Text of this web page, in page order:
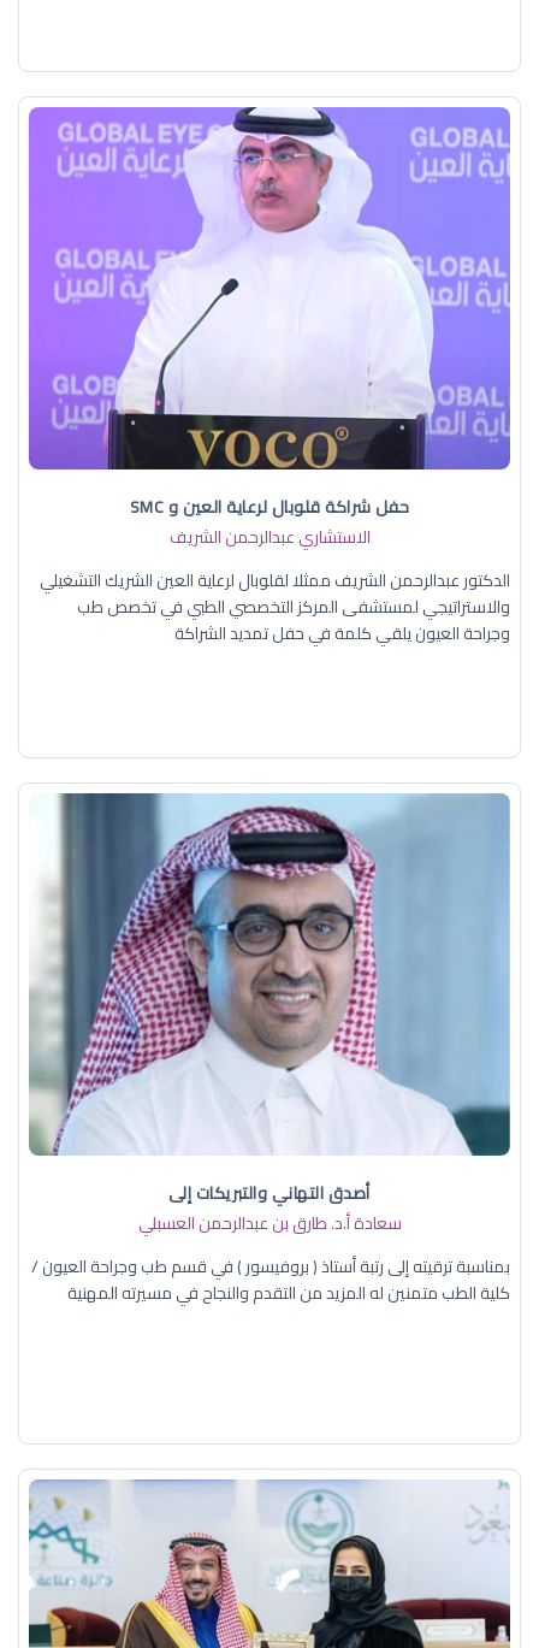
حفل شراكة قلوبال لرعاية العين و SMC
الاستشاري عبدالرحمن الشريف
الدكتور عبدالرحمن الشريف ممثلا لقلوبال لرعاية العين الشريك التشغيلي
والاستراتيجي لمستشفى المركز التخصصي الطبي في تخصص طب
وجراحة العيون يلقي كلمة في حفل تمديد الشراكة
أصدق التهاني والتبريكات إلى
سعادة أ.د. ​طارق بن عبدالرحمن العسبلي
بمناسبة ترقيته إلى رتبة أستاذ ( بروفيسور ) في قسم طب وجراحة العيون /
كلية الطب متمنين له المزيد من التقدم والنجاح في مسيرته المهنية